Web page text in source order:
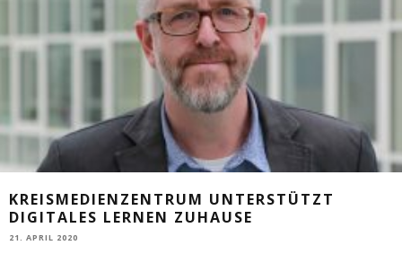
KREISMEDIENZENTRUM UNTERSTÜTZT
DIGITALES LERNEN ZUHAUSE
21. APRIL 2020